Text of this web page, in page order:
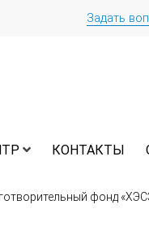
Задать
КОНТАКТЫ
фонд